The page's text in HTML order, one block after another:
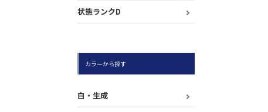
状態ランクD
カラーから探す
白・生成